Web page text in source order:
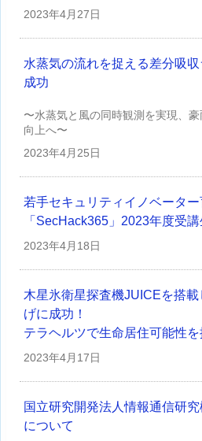
2023年4月27日
水蒸気の流れを捉える差分吸
成功
〜水蒸気と風の同時観測を実現、
向上へ〜
2023年4月25日
若手セキュリティイノベータ
「SecHack365」2023年度受
2023年4月18日
木星氷衛星探査機JUICEを搭
げに成功！
テラヘルツで生命居住可能性を
2023年4月17日
国立研究開発法人情報通信研
について